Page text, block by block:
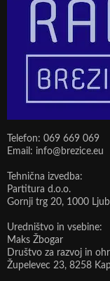
Telefon: 069 669 069
Email: info@brezice.eu
Tehnična izvedba:
Partitura d.o.o.
Gornji trg 20, 1000
Uredništvo in vsebine:
Maks Žbogar
Društvo za razvoj in
Župelevec 23, 8258